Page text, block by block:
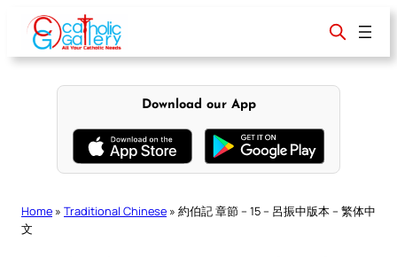
content
Download our App
Home » Traditional Chinese » 約伯記 章節 – 15 – 呂振中版本 – 繁体中
文